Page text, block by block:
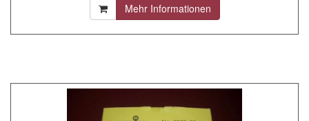
Mehr Informationen